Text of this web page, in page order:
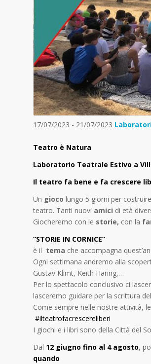
17/07/2023 - 21/07/2023
Teatro è Natura
Laboratorio Teatrale Estivo a
Il teatro fa bene e fa crescere
Un gioco lungo 5 giorni per
teatro. Tanti nuovi amici di età
Giocheremo con le storie, con la
“STORIE IN CORNICE”
è il tema che accompagna
Ogni settimana andremo alla
Gustav Klimt, Keith Haring,…
Per lo spettacolo conclusivo ci
lasceremo guidare per la scrittura
Come sempre nelle nostre attività,
#ilteatrofacrescereliberi
I giochi e i libri sono della Città del
Dal 12 giugno fino al 4 agosto,
quando